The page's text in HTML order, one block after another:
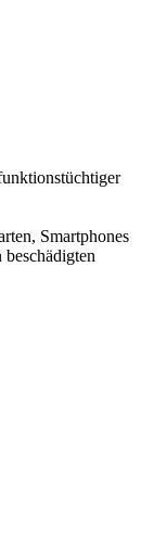
Smartphones